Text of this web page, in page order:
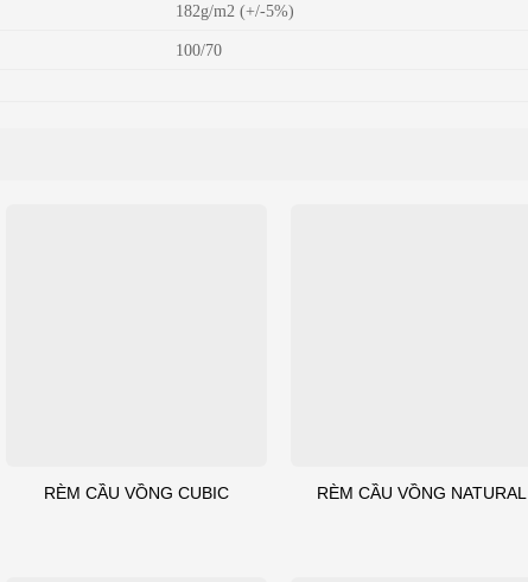
182g/m2 (+/-5%)
100/70
RÈM CẦU VỒNG CUBIC RÈM CẦU VỒNG NATURAL